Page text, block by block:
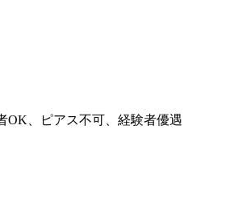
OK、ピアス不可、経験者優遇